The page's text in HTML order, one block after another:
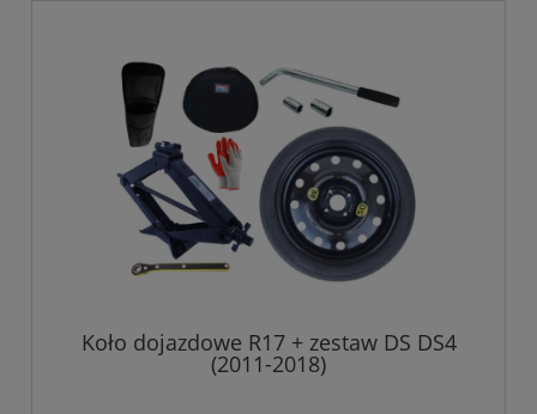
Koło dojazdowe R17 + zestaw DS DS4
(2011-2018)